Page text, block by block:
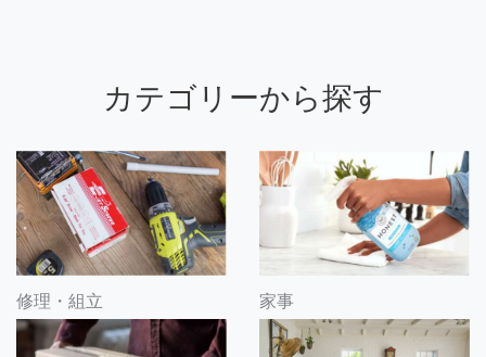
カテゴリーから探す
修理・組立 家事